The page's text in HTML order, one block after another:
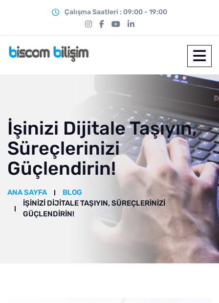
Çalışma Saatleri : 09:00 - 19:00
İşinizi Dijitale Taşıyın,
Süreçlerinizi
Güçlendirin!
ANA SAYFA
BLOG
İŞINIZI DIJITALE TAŞIYIN, SÜREÇLERINIZI
GÜÇLENDIRIN!